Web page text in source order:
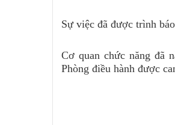
Sự việc đã được trình
Cơ quan chức năng đã
Phòng điều hành được